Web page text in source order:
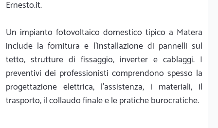
Ernesto.it.
Un impianto fotovoltaico domestico tipico a Matera
include la fornitura e l'installazione di pannelli sul
tetto, strutture di fissaggio, inverter e cablaggi. I
preventivi dei professionisti comprendono spesso la
progettazione elettrica, l'assistenza, i materiali, il
trasporto, il collaudo finale e le pratiche burocratiche.